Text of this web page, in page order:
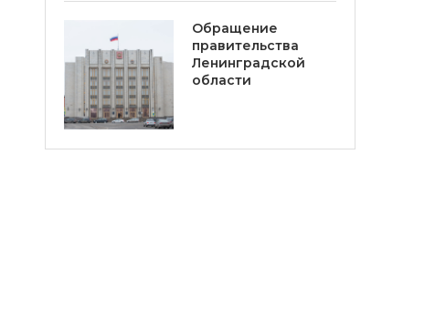
Обращение
правительства
Ленинградской
области